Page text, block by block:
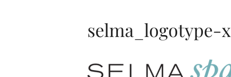
selma_logotype-